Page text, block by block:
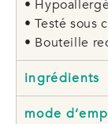
•
• Testé sous
• Bouteille
ingrédients
mode